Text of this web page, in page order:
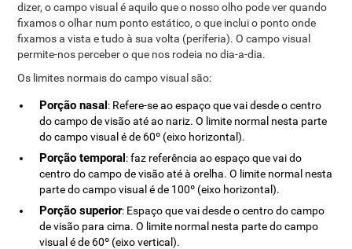
dizer, o campo visual é aquilo que o nosso olho pode ver quando
fixamos o olhar num ponto estático, o que inclui o ponto onde
fixamos a vista e tudo à sua volta (períferia). O campo visual
permite-nos perceber o que nos rodeia no dia-a-dia.
Os limites normais do campo visual são:
Porção nasal: Refere-se ao espaço que vai desde o centro
do campo de visão até ao nariz. O limite normal nesta parte
do campo visual é de 60º (eixo horizontal).
Porção temporal: faz referência ao espaço que vai do
centro do campo de visão até à orelha. O limite normal nesta
parte do campo visual é de 100º (eixo horizontal).
Porção superior: Espaço que vai desde o centro do campo
de visão para cima. O limite normal nesta parte do campo
visual é de 60º (eixo vertical).